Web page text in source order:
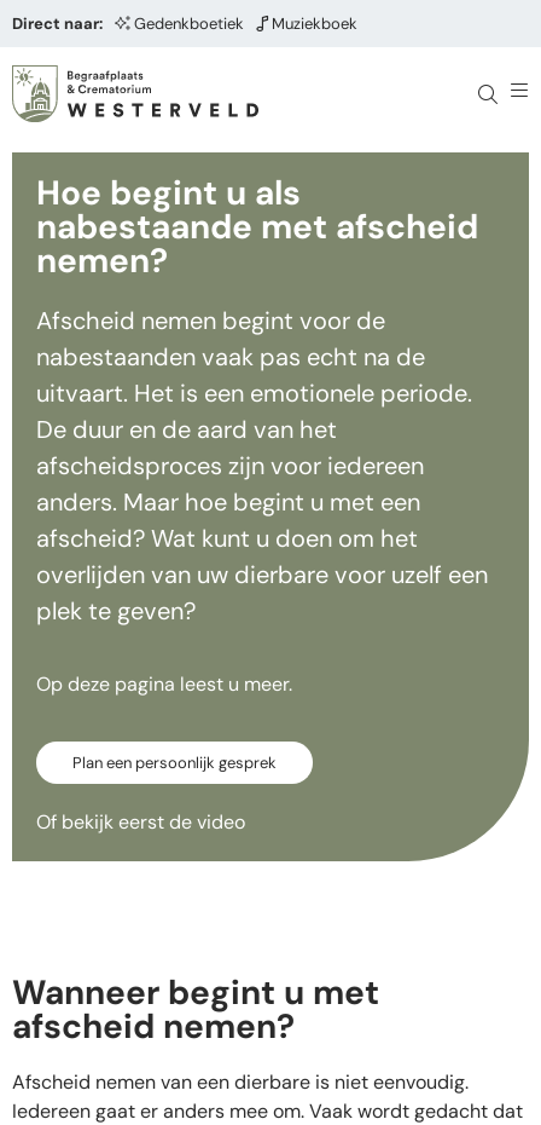
Direct naar: Gedenkboetiek Muziekboek
Hoe begint u als
nabestaande met afscheid
nemen?
Afscheid nemen begint voor de
nabestaanden vaak pas echt na de
uitvaart. Het is een emotionele periode.
De duur en de aard van het
afscheidsproces zijn voor iedereen
anders. Maar hoe begint u met een
afscheid? Wat kunt u doen om het
overlijden van uw dierbare voor uzelf een
plek te geven?
Op deze pagina leest u meer.
Plan een persoonlijk gesprek
Of bekijk eerst de video
Wanneer begint u met
afscheid nemen?
Afscheid nemen van een dierbare is niet eenvoudig.
Iedereen gaat er anders mee om. Vaak wordt gedacht dat